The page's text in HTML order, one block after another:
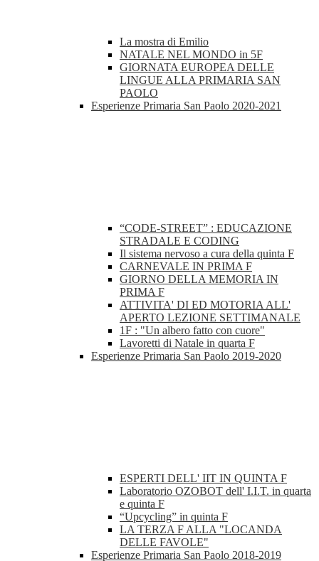
La mostra di Emilio
NATALE NEL MONDO in 5F
GIORNATA EUROPEA DELLE
LINGUE ALLA PRIMARIA SAN
PAOLO
Esperienze Primaria San Paolo 2020-2021
“CODE-STREET” : EDUCAZIONE
STRADALE E CODING
Il sistema nervoso a cura della quinta F
CARNEVALE IN PRIMA F
GIORNO DELLA MEMORIA IN
PRIMA F
ATTIVITA' DI ED MOTORIA ALL'
APERTO LEZIONE SETTIMANALE
1F : "Un albero fatto con cuore"
Lavoretti di Natale in quarta F
Esperienze Primaria San Paolo 2019-2020
ESPERTI DELL' IIT IN QUINTA F
Laboratorio OZOBOT dell' I.I.T. in quarta
e quinta F
“Upcycling” in quinta F
LA TERZA F ALLA "LOCANDA
DELLE FAVOLE"
Esperienze Primaria San Paolo 2018-2019